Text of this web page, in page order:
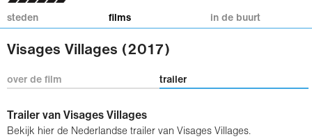
steden films in de buurt
Visages Villages (2017)
over de film trailer
Trailer van Visages Villages
Bekijk hier de Nederlandse trailer van Visages Villages.